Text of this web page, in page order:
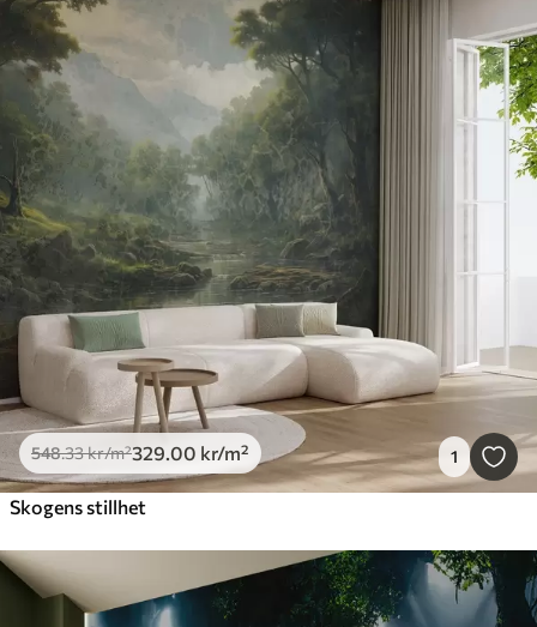
548.33kr/m²329.00 kr/m² 1
Skogens stillhet